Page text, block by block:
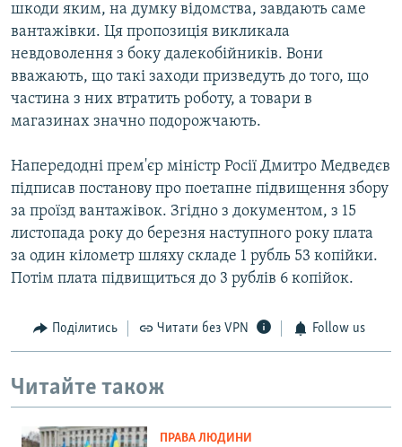
шкоди яким, на думку відомства, завдають саме
вантажівки. Ця пропозиція викликала
невдоволення з боку далекобійників. Вони
вважають, що такі заходи призведуть до того, що
частина з них втратить роботу, а товари в
магазинах значно подорожчають.
Напередодні прем'єр міністр Росії Дмитро Медведєв
підписав постанову про поетапне підвищення збору
за проїзд вантажівок. Згідно з документом, з 15
листопада року до березня наступного року плата
за один кілометр шляху складе 1 рубль 53 копійки.
Потім плата підвищиться до 3 рублів 6 копійок.
Поділитись Читати без VPN Follow us
Читайте також
ПРАВА ЛЮДИНИ